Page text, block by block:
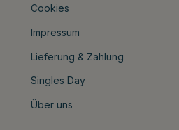
Cookies
Impressum
Lieferung & Zahlung
Singles Day
Über uns